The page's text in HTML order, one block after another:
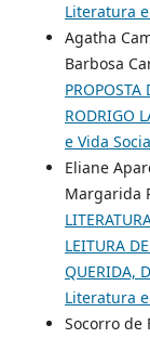
Literatura e
Agatha
Barbosa
PROPOSTA
RODRIGO
e Vida
Eliane
Margarida
LEITURA
QUERIDA,
Literatura e
Socorro de